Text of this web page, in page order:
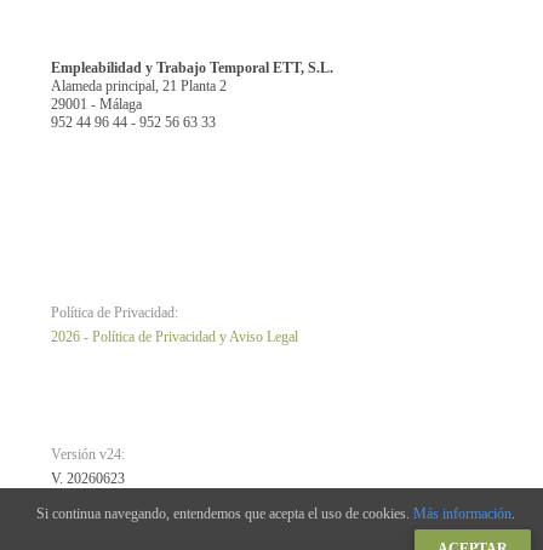
Empleabilidad y Trabajo Temporal ETT, S.L.
Alameda principal, 21 Planta 2
29001 - Málaga
952 44 96 44 - 952 56 63 33
Política de Privacidad:
2026 - Política de Privacidad y Aviso Legal
Versión v24:
V. 20260623
Si continua navegando, entendemos que acepta el uso de cookies. Más información.